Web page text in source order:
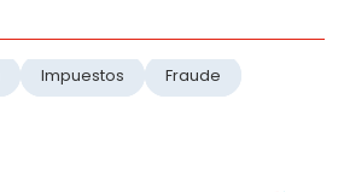
Impuestos Fraude